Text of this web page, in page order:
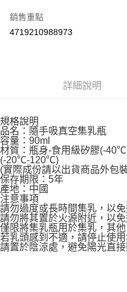
便利好安心！
１．簡單：不需註冊會員、不需綁
１．於結帳方式選擇「AFTEE先
３．收到繳費通知簡訊後14天內，
ATM／網路銀行／等多元方式進行
※ 請注意：結帳手續完成當下不需
購買商品的店家。未經商家同意取
後付繳納相關費用。
※ 交易是否成功請以「AFTEE先享
是否繳費成功／繳費後需取消欲退
客戶支援中心」
【注意事項】
１．透過由恩沛科技股份有限公司
易，需依本服務之必要範圍內提供
權轉讓予恩沛科技股份有限公司。
３．未成年的使用者請事先徵得
「AFTEE先享後付」，若未經同
運送方式
付款後全家取貨
7-11取貨付款
每筆NT$60，滿NT$590(含以
付款後7-11取貨
每筆NT$60，滿NT$590(含以上
宅配
每筆NT$100，滿NT$590(含
離島宅配
每筆NT$150，滿NT$890(含
銷售重點
4719210988973
詳細說明
規格說明
品名：隨手吸真空集乳瓶
容量：90ml
材質：瓶身-食用級矽膠(-
(-20℃-120℃)
(實際成份請以出貨商品外包
保存期限：5年
產地：中國
注意事項
請勿過度或長時間集乳，以
請勿將其置於火源附近，以
僅限將集乳瓶用於集乳，其
若乳頭感到不適，請停止使用
請置於陰涼處，避免陽光直接